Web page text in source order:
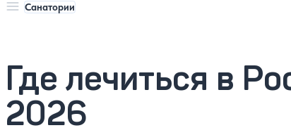
Где лечиться в
2026
Санатории